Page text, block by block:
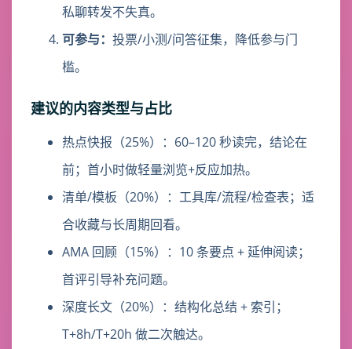
私聊转发不失真。
可参与： 投票/小测/问答征集，降低参与门
槛。
建议的内容类型与占比
热点快报（25%）：60–120 秒读完，结论在
前；首小时做轻量浏览+反应加热。
清单/模板（20%）：工具库/流程/检查表；适
合收藏与长周期回看。
AMA 回顾（15%）：10 条要点 + 延伸阅读；
首评引导补充问题。
深度长文（20%）：结构化总结 + 索引；
T+8h/T+20h 做二次触达。